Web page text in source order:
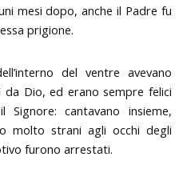
mesi dopo, anche il Padre fu
prigione.
del ventre avevano
Dio, ed erano sempre felici
cantavano insieme,
molto strani agli occhi degli
furono arrestati.